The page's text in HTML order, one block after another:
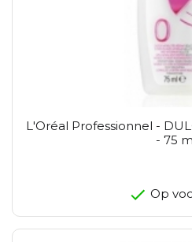
L'Oréal Professionnel -
- 75
Op